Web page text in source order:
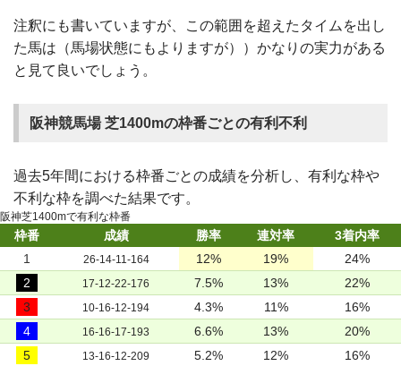
注釈にも書いていますが、この範囲を超えたタイムを出し
た馬は（馬場状態にもよりますが））かなりの実力がある
と見て良いでしょう。
阪神競馬場 芝1400mの枠番ごとの有利不利
過去5年間における枠番ごとの成績を分析し、有利な枠や
不利な枠を調べた結果です。
阪神芝1400mで有利な枠番
枠番 成績 勝率 連対率
3着内率
1
26-14-11-164 12% 19%
24%
2
17-12-22-176 7.5% 13%
22%
3
10-16-12-194 4.3% 11%
16%
4
16-16-17-193 6.6% 13%
20%
5
13-16-12-209 5.2% 12%
16%